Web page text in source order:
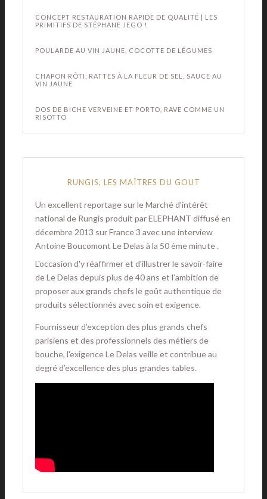
CONCEPT RESTAURATION RAPIDE DE QUALITÉ | LES
PRIMITIFS DE STÉPHANE JEGO !
POULARDE AU VIN JAUNE, COCOTTE DE LÉGUMES
CHAPON RÔTI, RATTES À LA FLEUR DE SEL, SAUCE AU
VIN JAUNE
DOS DE BICHE VERVEINE ET PORTO, RAVE COMME UN
RISOTTO
RUNGIS, LES MAÎTRES DU GOUT
Un excellent reportage sur le Marché d'intérêt
national de Rungis produit par ELEPHANT diffusé en
décembre 2013 sur France 3 avec une interview
Antoine Boucomont Le Delas à la 50 ème minute .
L'occasion d'y réaffirmer et d'illustrer le savoir-faire
de Le Delas depuis plus de 40 ans et l’ambition de
proposer aux grands chefs le goût authentique de
produits sélectionnés avec soin et exigence.
Fournisseur d’exception des plus grands chefs
parisiens et des professionnels des métiers de
bouche, l'exigence Le Delas veille et contribue au
degré d’excellence des plus grandes tables.